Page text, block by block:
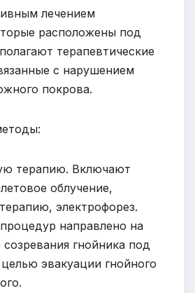
лечением
расположены под
терапевтические
с нарушением
покрова.
терапию. Включают
облучение,
электрофорез.
направлено на
созревания гнойника под
эвакуации гнойного